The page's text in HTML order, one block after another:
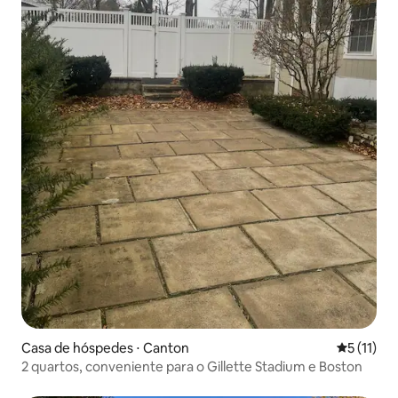
Casa de hóspedes ⋅ Canton 5 de uma
5 (11)
2 quartos, conveniente para o Gillette Stadium e Boston